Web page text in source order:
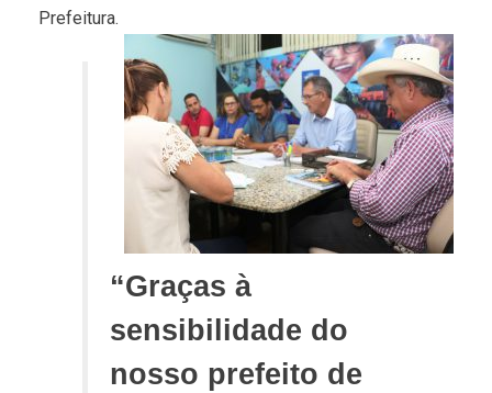
Prefeitura.
“Graças à
sensibilidade do
nosso prefeito de